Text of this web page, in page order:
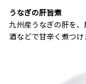
うなぎの肝旨煮
九州産うなぎの肝を
酒などで甘辛く煮つけ